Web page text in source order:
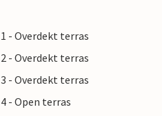
- Overdekt terras
- Overdekt terras
- Overdekt terras
- Open terras